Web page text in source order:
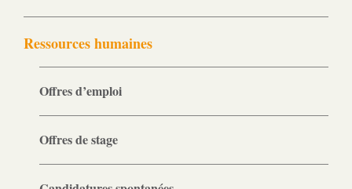
Ressources humaines
Offres d’emploi
Offres de stage